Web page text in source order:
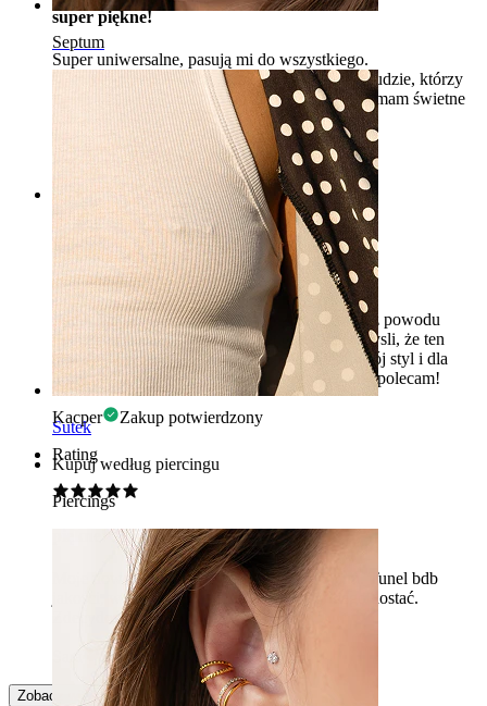
Septum
Sutek
Kupuj według piercingu
Piercings
super piękne!
Super uniwersalne, pasują mi do wszystkiego.
NIewiarygodnie się cieszę, że je mam. Nawet ludzie, którzy
nie są za tunelami zaczepiają mnie i mówią, że mam świetne
tunele :D bardzo dobra jakosc!
Zakup potwierdzony
Ładne tundele z gwintem
Super tunele bling bling. Łatwe do zakładania z powodu
gwintu z tyłu. Wiele z was prawdopodobnie mysli, że ten
tunel jest mega kobiecy - pieprzyć to! Mam swój styl i dla
mnie wszystko jest dozwolone. Zdecydowanie polecam!
Kacper
Zakup potwierdzony
Rating
Moje nowe tunele - są piękne! Mam te 5 mm. Tunel bdb
jakości, wygląda świetnie i łatwo się do niego dostać.
Zdecydowanie polecam :D
Zakup potwierdzony
Zobacz więcej